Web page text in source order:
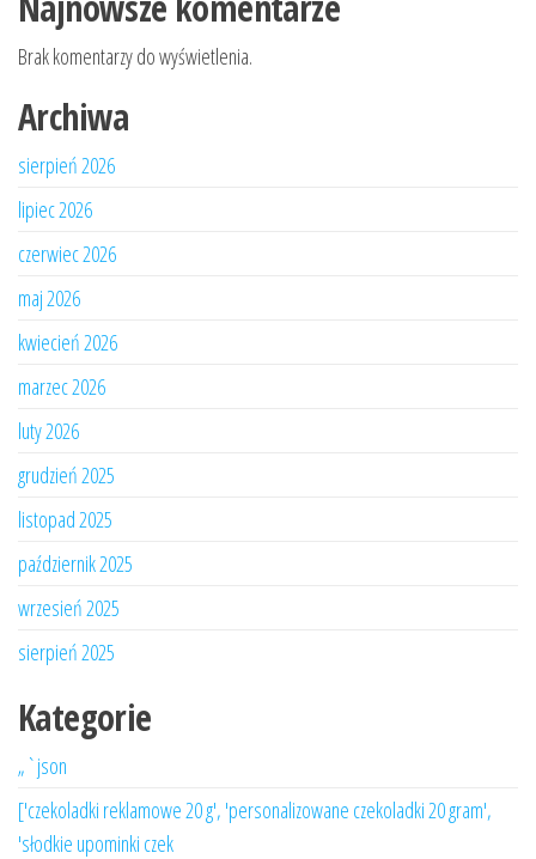
Brak komentarzy do wyświetlenia.
Archiwa
sierpień 2026
lipiec 2026
czerwiec 2026
maj 2026
kwiecień 2026
marzec 2026
luty 2026
grudzień 2025
listopad 2025
październik 2025
wrzesień 2025
sierpień 2025
Kategorie
„`json
['czekoladki reklamowe 20 g', 'personalizowane czekoladki 20 gram',
'słodkie upominki czek